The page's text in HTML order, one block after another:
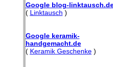
Google blog-
( Linktausch )
Google keramik-
handgemacht.de
( Keramik Geschenke)